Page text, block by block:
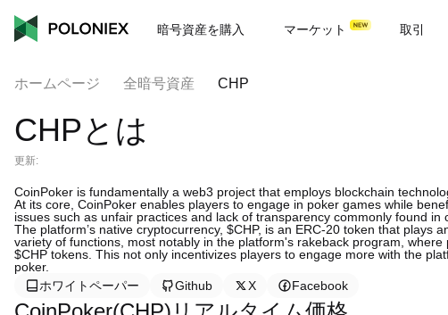
暗号資産を購入 マーケット 取引
ホームページ 全暗号資産 CHP
CHPとは
更新:
CoinPoker is fundamentally a web3 project that employs blockchain
At its core, CoinPoker enables players to engage in poker games while
issues such as unfair practices and lack of transparency commonly found in
The platform’s native cryptocurrency, $CHP, is an ERC-20 token that plays
variety of functions, most notably in the platform's rakeback program,
$CHP tokens. This not only incentivizes players to engage more with the
poker.
ホワイトペーパー
Github X Facebook